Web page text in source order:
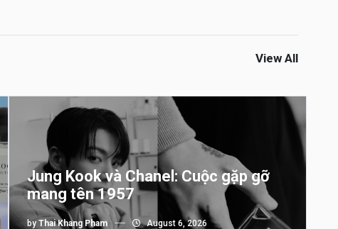
View All
Jung Kook và Chanel: Cuộc gặp gỡ
mang tên 1957
byThai Khang Pham August 6, 2026